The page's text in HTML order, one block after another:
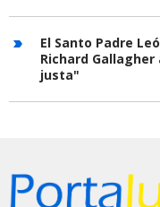
El Santo Padre
Richard
justa"